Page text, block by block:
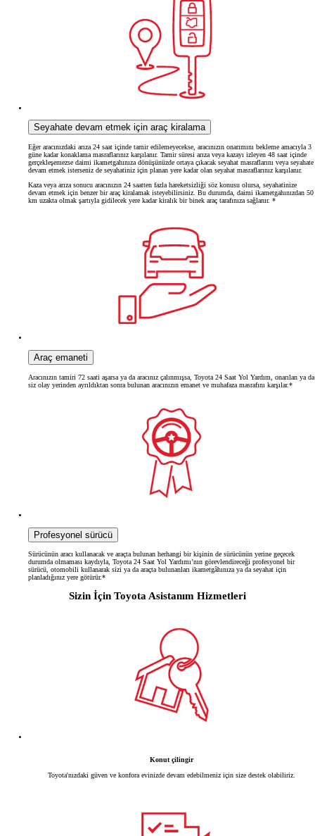
Seyahate devam etmek için araç kiralama
Eğer aracınızdaki arıza 24 saat içinde tamir edilemeyecekse, aracınızın onarımını bekleme amacıyla 3
güne kadar konaklama masraflarınız karşılanır. Tamir süresi arıza veya kazayı izleyen 48 saat içinde
gerçekleşemezse daimi ikametgahınıza dönüşünüzde ortaya çıkacak seyahat masraflarını veya seyahate
devam etmek isterseniz de seyahatiniz için planan yere kadar olan seyahat masraflarınız karşılanır.
Kaza veya arıza sonucu aracınızın 24 saatten fazla hareketsizliği söz konusu olursa, seyahatinize
devam etmek için benzer bir araç kiralamak isteyebilirsiniz. Bu durumda, daimi ikametgahınızdan 50
km uzakta olmak şartıyla gidilecek yere kadar kiralık bir binek araç tarafınıza sağlanır. *
Araç emaneti
Aracınızın tamiri 72 saati aşarsa ya da aracınız çalınmışsa, Toyota 24 Saat Yol Yardım, onarılan ya da
siz olay yerinden ayrıldıktan sonra bulunan aracınızın emanet ve muhafaza masrafını karşılar.*
Profesyonel sürücü
Sürücünün aracı kullanacak ve araçta bulunan herhangi bir kişinin de sürücünün yerine geçecek
durumda olmaması kaydıyla, Toyota 24 Saat Yol Yardımı’nın görevlendireceği profesyonel bir
sürücü, otomobili kullanarak sizi ya da araçta bulunanları ikametgâhınıza ya da seyahat için
planladığınız yere götürür.*
Sizin İçin Toyota Asistanım Hizmetleri
Konut çilingir
Toyota'nızdaki güven ve konfora evinizde devam edebilmeniz için size destek olabiliriz.